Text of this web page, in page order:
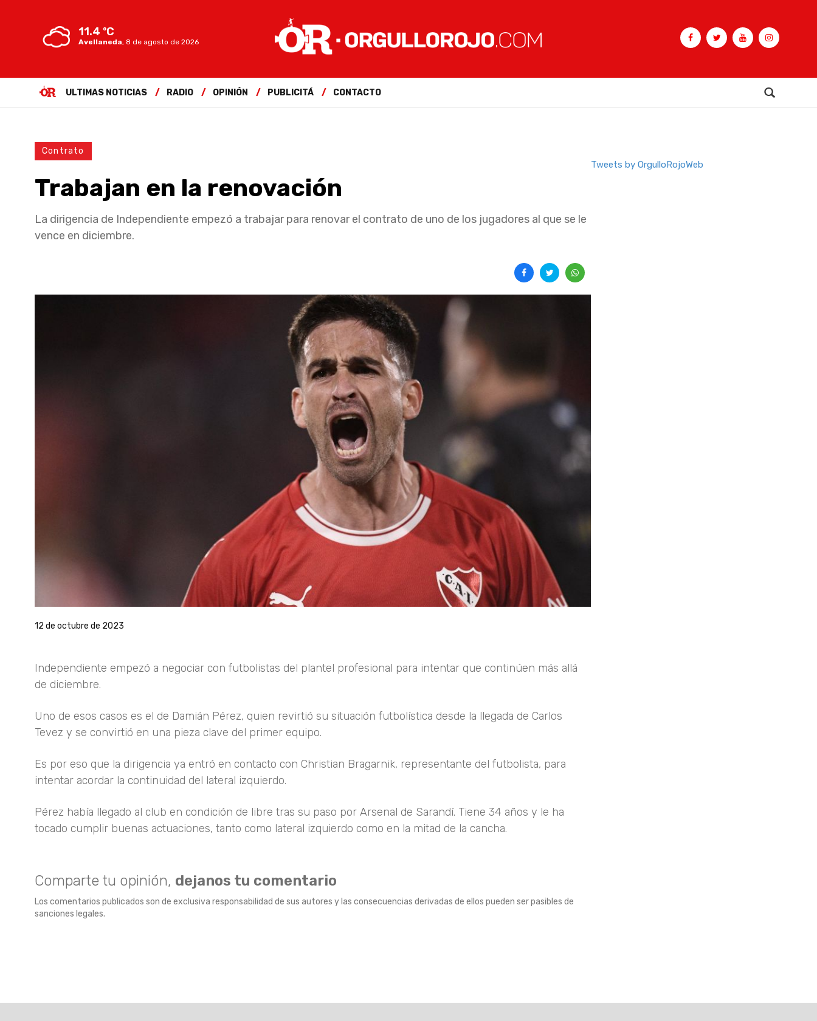
11.4 ºC
Avellaneda, 8 de agosto de 2026
ULTIMAS NOTICIAS RADIO OPINIÓN PUBLICITÁ CONTACTO
Contrato
Trabajan en la renovación
La dirigencia de Independiente empezó a trabajar para renovar el contrato de uno de los jugadores al que se le
vence en diciembre.
12 de octubre de 2023
Independiente empezó a negociar con futbolistas del plantel profesional para intentar que continúen más allá
de diciembre.
Uno de esos casos es el de Damián Pérez, quien revirtió su situación futbolística desde la llegada de Carlos
Tevez y se convirtió en una pieza clave del primer equipo.
Es por eso que la dirigencia ya entró en contacto con Christian Bragarnik, representante del futbolista, para
intentar acordar la continuidad del lateral izquierdo.
Pérez había llegado al club en condición de libre tras su paso por Arsenal de Sarandí. Tiene 34 años y le ha
tocado cumplir buenas actuaciones, tanto como lateral izquierdo como en la mitad de la cancha.
Comparte tu opinión, dejanos tu comentario
Los comentarios publicados son de exclusiva responsabilidad de sus autores y las consecuencias derivadas de ellos pueden ser pasibles de
sanciones legales.
Tweets by OrgulloRojoWeb